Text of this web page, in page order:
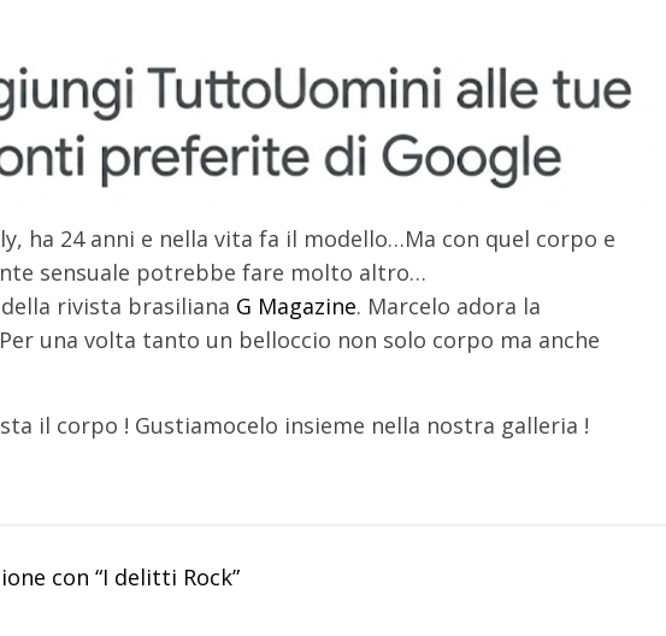
ha 24 anni e nella vita fa il modello…Ma con quel corpo e
sensuale potrebbe fare molto altro…
rivista brasiliana G Magazine. Marcelo adora la
una volta tanto un belloccio non solo corpo ma anche
il corpo ! Gustiamocelo insieme nella nostra galleria !
con “I delitti Rock”